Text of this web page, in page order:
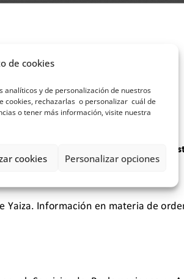
de cookies
analíticos y de personalización de nuestros
cookies, rechazarlas o personalizar cuál de
o tener más información, visite nuestra
cookies Personalizar opciones